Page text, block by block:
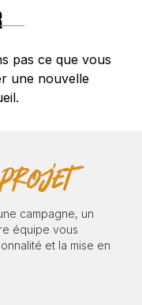
pas ce que vous
une nouvelle
campagne, un
équipe vous
et la mise en